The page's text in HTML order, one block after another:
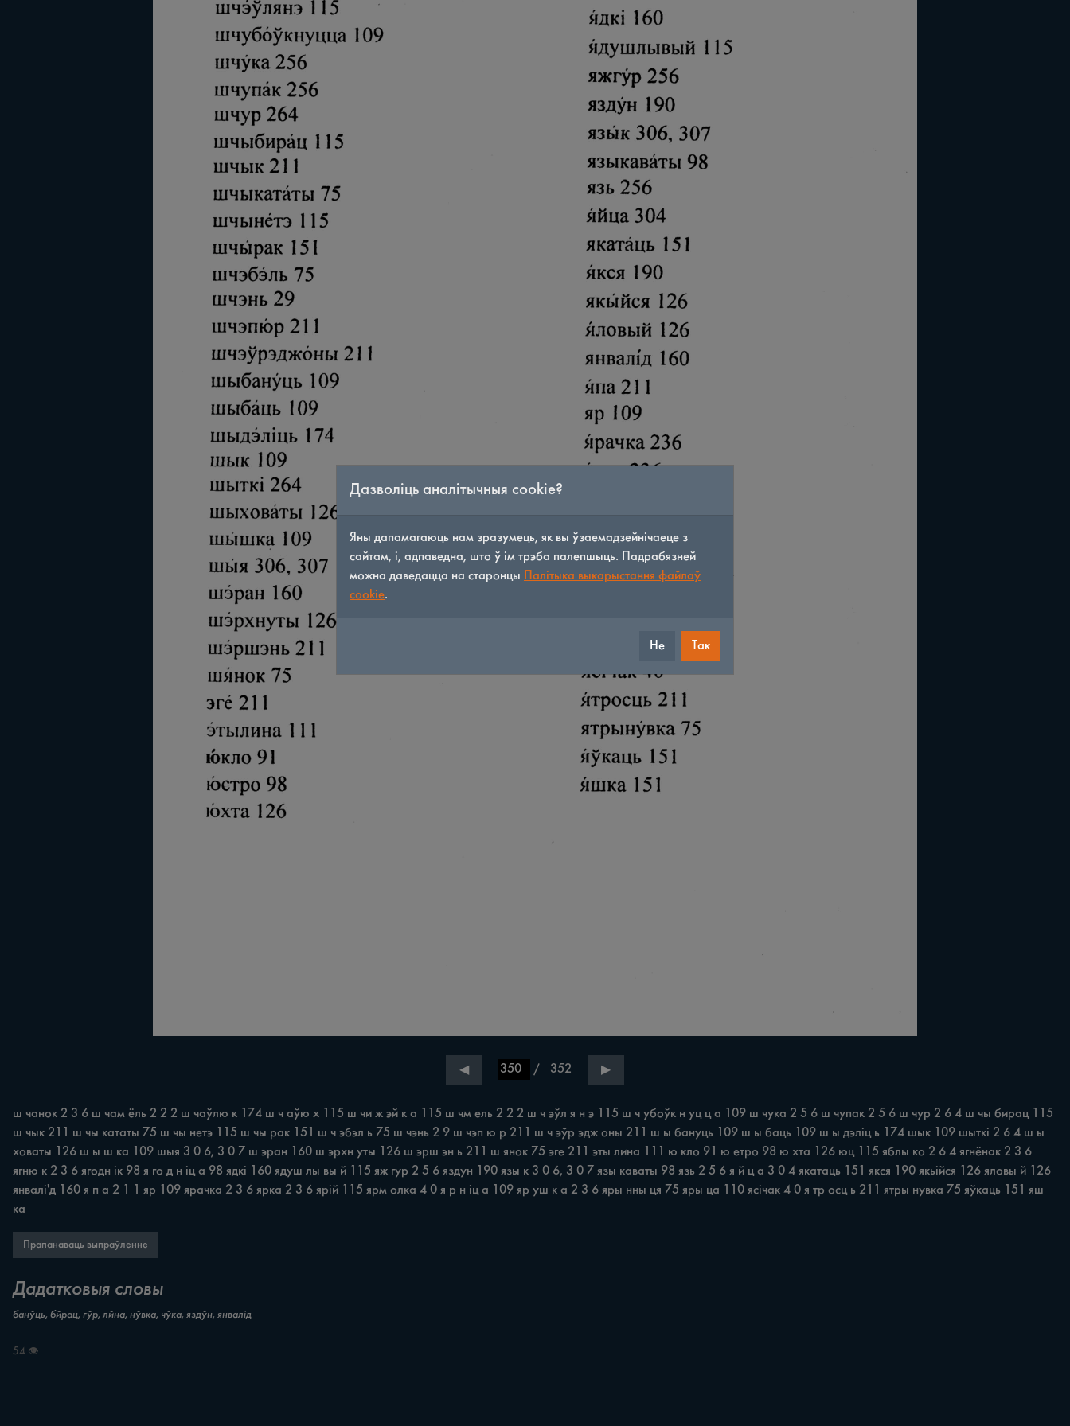
◀ / 352 ▶
ш чанок 2 3 6 ш чам ёль 2 2 2 ш чаўлю к 174 ш ч аўю х 115 ш чи ж эй к а 115 ш чм ель 2 2 2 ш ч эўл я н э 115 ш ч убоўк н уц ц а 109 ш чука 2 5 6 ш чупак 2 5 6 ш чур 2 6 4 ш чы бирац 115
ш чык 211 ш чы кататы 75 ш чы нетэ 115 ш чы рак 151 ш ч эбэл ь 75 ш чэнь 2 9 ш чэп ю р 211 ш ч эўр эдж оны 211 ш ы бануць 109 ш ы баць 109 ш ы дэліц ь 174 шык 109 шыткі 2 6 4 ш ы
ховаты 126 ш ы ш ка 109 шыя 3 0 6, 3 0 7 ш эран 160 ш эрхн уты 126 ш эрш эн ь 211 ш янок 75 эге 211 эты лина 111 ю кло 91 ю етро 98 ю хта 126 юц 115 яблы ко 2 6 4 ягнёнак 2 3 6
ягню к 2 3 6 ягодн ік 98 я го д н іц а 98 ядкі 160 ядуш лы вы й 115 яж гур 2 5 6 яздун 190 язы к 3 0 6, 3 0 7 язы каваты 98 язь 2 5 6 я й ц а 3 0 4 якатаць 151 якся 190 якьійся 126 яловы й 126
янвалі'д 160 я п а 2 1 1 яр 109 ярачка 2 3 6 ярка 2 3 6 ярій 115 ярм олка 4 0 я р н іц а 109 яр уш к а 2 3 6 яры нны ця 75 яры ца 110 ясічак 4 0 я тр осц ь 211 ятры нувка 75 яўкаць 151 яш
ка
Прапанаваць выпраўленне
Дадатковыя словы
банўць, бйрац, гўр, лйна, нўвка, чўка, яздўн, янвалід
54 👁
Дазволіць аналітычныя cookie?
Яны дапамагаюць нам зразумець, як вы ўзаемадзейнічаеце з
сайтам, і, адпаведна, што ў ім трэба палепшыць. Падрабязней
можна даведацца на старонцы
Палітыка выкарыстання файлаў
cookie.
Не Так